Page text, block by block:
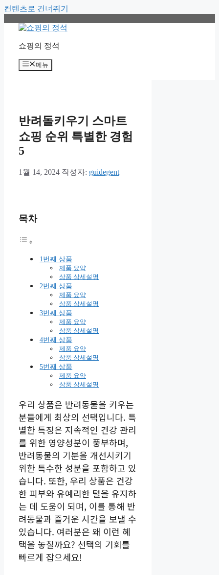
컨텐츠로 건너뛰기
쇼핑의 정석
메뉴
반려돌키우기 스마트
쇼핑 순위 특별한 경험
5
1월 14, 2024 작성자: guidegent
목차
1번째 상품
제품 요약
상품 상세설명
2번째 상품
제품 요약
상품 상세설명
3번째 상품
제품 요약
상품 상세설명
4번째 상품
제품 요약
상품 상세설명
5번째 상품
제품 요약
상품 상세설명
우리 상품은 반려동물을 키우는
분들에게 최상의 선택입니다. 특
별한 특징은 지속적인 건강 관리
를 위한 영양성분이 풍부하며,
반려동물의 기분을 개선시키기
위한 특수한 성분을 포함하고 있
습니다. 또한, 우리 상품은 건강
한 피부와 유예리한 털을 유지하
는 데 도움이 되며, 이를 통해 반
려동물과 즐거운 시간을 보낼 수
있습니다. 여러분은 왜 이런 혜
택을 놓칠까요? 선택의 기회를
빠르게 잡으세요!